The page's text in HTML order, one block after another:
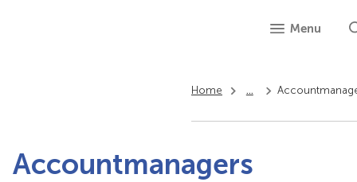
Menu
Home ...
Accountmanagers